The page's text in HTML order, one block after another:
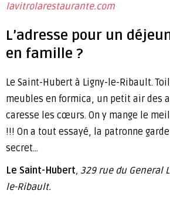
lavitrolarestaurante.com
L’adresse pour un
en famille ?
Le Saint-Hubert à Ligny-le-Ribault.
meubles en formica, un petit air des
caresse les cœurs. On y mange le
!!! On a tout essayé, la patronne
secret…
Le Saint-Hubert, 329 rue du General
le-Ribault.